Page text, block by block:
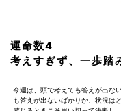
運命数4
考えすぎず、一歩踏
今週は、頭で考えても答えが出な
も答えが出ないばかりか、状況は